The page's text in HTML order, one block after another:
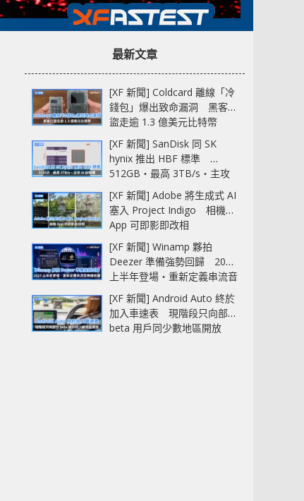
最新文章
[XF 新聞] Coldcard 離線「冷
錢包」爆出致命漏洞 黑客已
盜走逾 1.3 億美元比特幣
[XF 新聞] SanDisk 同 SK
hynix 推出 HBF 標準
512GB‧最高 3TB/s‧主攻
AI 記憶體
[XF 新聞] Adobe 將生成式 AI
塞入 Project Indigo 相機
App 可即影即改相
[XF 新聞] Winamp 夥拍
Deezer 準備強勢回歸 2027
上半年登場‧重新定義串流音
樂播放器
[XF 新聞] Android Auto 終於
加入車速表 現階段只向部分
beta 用戶同少數地區開放